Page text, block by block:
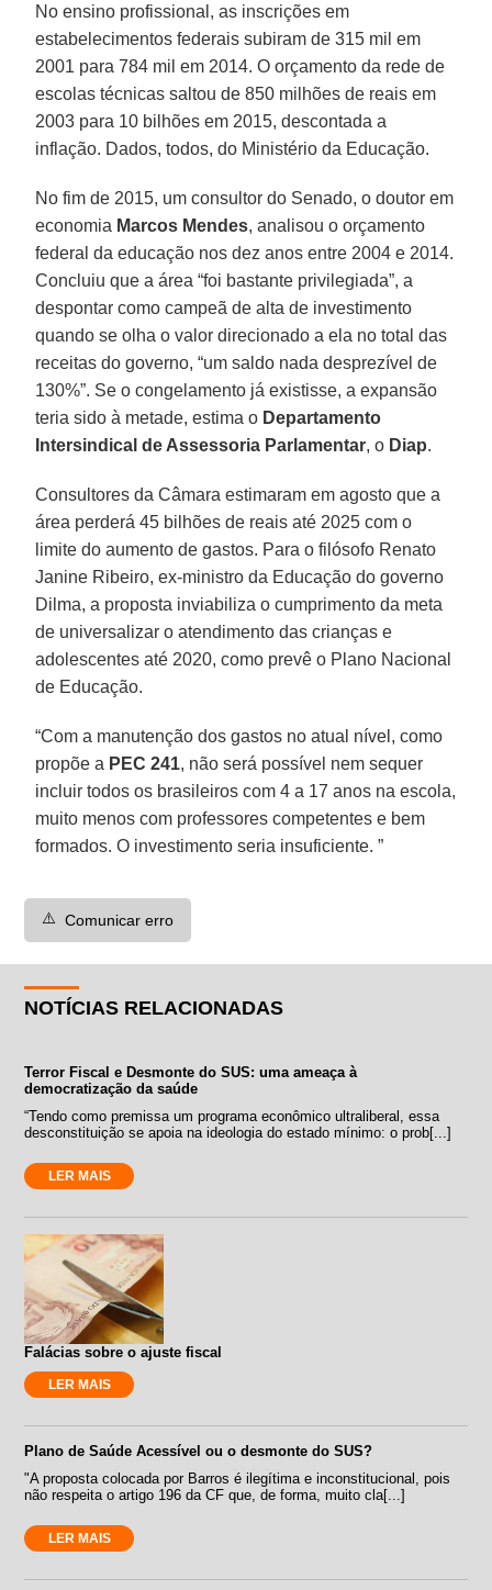
No ensino profissional, as inscrições em
estabelecimentos federais subiram de 315 mil em
2001 para 784 mil em 2014. O orçamento da rede de
escolas técnicas saltou de 850 milhões de reais em
2003 para 10 bilhões em 2015, descontada a
inflação. Dados, todos, do Ministério da Educação.
No fim de 2015, um consultor do Senado, o doutor em
economia Marcos Mendes, analisou o orçamento
federal da educação nos dez anos entre 2004 e 2014.
Concluiu que a área “foi bastante privilegiada”, a
despontar como campeã de alta de investimento
quando se olha o valor direcionado a ela no total das
receitas do governo, “um saldo nada desprezível de
130%”. Se o congelamento já existisse, a expansão
teria sido à metade, estima o Departamento
Intersindical de Assessoria Parlamentar, o Diap.
Consultores da Câmara estimaram em agosto que a
área perderá 45 bilhões de reais até 2025 com o
limite do aumento de gastos. Para o filósofo Renato
Janine Ribeiro, ex-ministro da Educação do governo
Dilma, a proposta inviabiliza o cumprimento da meta
de universalizar o atendimento das crianças e
adolescentes até 2020, como prevê o Plano Nacional
de Educação.
“Com a manutenção dos gastos no atual nível, como
propõe a PEC 241, não será possível nem sequer
incluir todos os brasileiros com 4 a 17 anos na escola,
muito menos com professores competentes e bem
formados. O investimento seria insuficiente. ”
⚠️ Comunicar erro
NOTÍCIAS RELACIONADAS
Terror Fiscal e Desmonte do SUS: uma ameaça à
democratização da saúde
“Tendo como premissa um programa econômico ultraliberal, essa
desconstituição se apoia na ideologia do estado mínimo: o prob[...]
LER MAIS
Falácias sobre o ajuste fiscal
LER MAIS
Plano de Saúde Acessível ou o desmonte do SUS?
"A proposta colocada por Barros é ilegítima e inconstitucional, pois
não respeita o artigo 196 da CF que, de forma, muito cla[...]
LER MAIS